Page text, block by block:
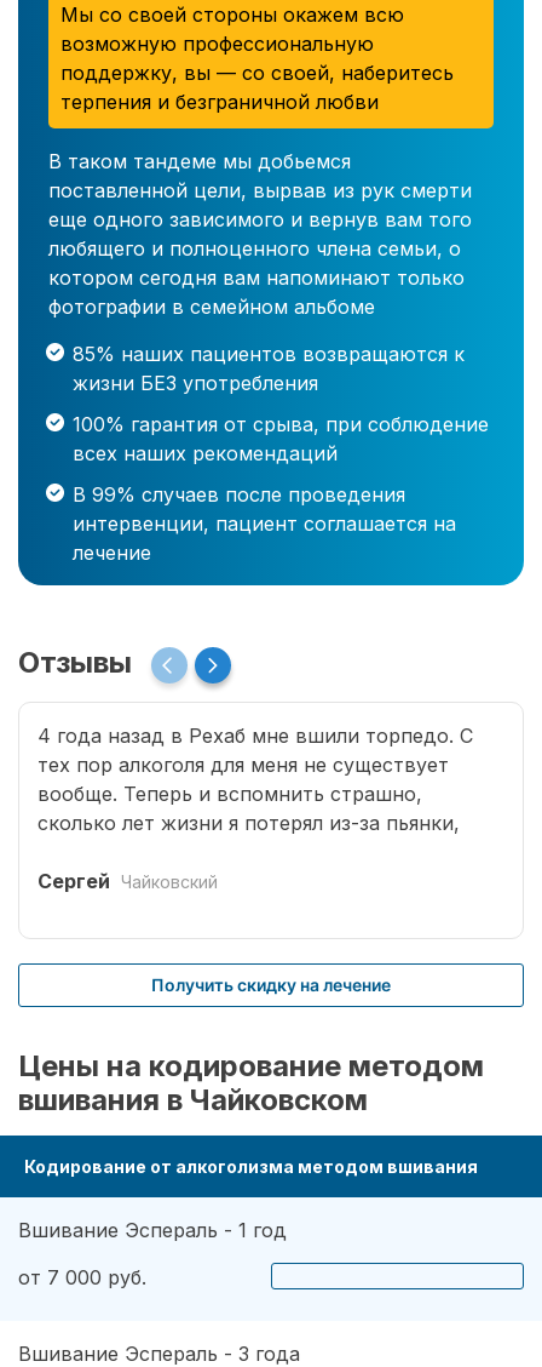
Мы со своей стороны окажем всю
возможную профессиональную
поддержку, вы — со своей, наберитесь
терпения и безграничной любви
В таком тандеме мы добьемся
поставленной цели, вырвав из рук смерти
еще одного зависимого и вернув вам того
любящего и полноценного члена семьи, о
котором сегодня вам напоминают только
фотографии в семейном альбоме
85% наших пациентов возвращаются к
жизни БЕЗ употребления
100% гарантия от срыва, при соблюдение
всех наших рекомендаций
В 99% случаев после проведения
интервенции, пациент соглашается на
лечение
Отзывы
4 года назад в Рехаб мне вшили торпедо. С
тех пор алкоголя для меня не существует
вообще. Теперь и вспомнить страшно,
сколько лет жизни я потерял из-за пьянки,
мою новую жизнь.
Сергей Чайковский
Получить скидку на лечение
Цены на кодирование методом
вшивания в Чайковском
Кодирование от алкоголизма методом вшивания
Вшивание Эспераль - 1 год
от 7 000 руб.
Вшивание Эспераль - 3 года